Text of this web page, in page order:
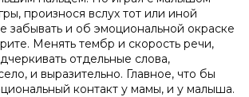
произнося вслух тот или иной
забывать и об эмоциональной окраске
Менять тембр и скорость речи,
отдельные слова,
и выразительно. Главное, что бы
контакт у мамы, и у малыша.